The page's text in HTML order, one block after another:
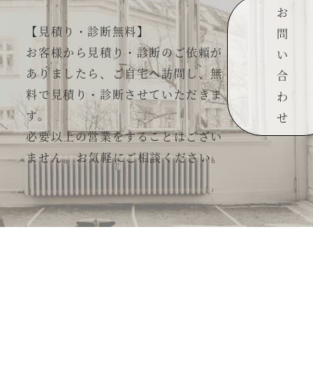
【見積り・診断無料】
お客様から見積り・診断のご依頼が
ありましたら、ご自宅へ訪問し、無
料で見積り・診断させていただきま
す。
必要以上の営業をすることはござい
ません。お気軽にご相談ください。
お
問
い
合
わ
せ